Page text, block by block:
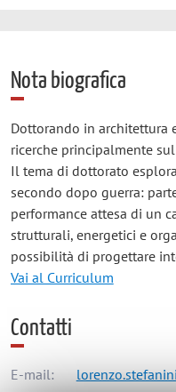
Nota biografica
Dottorando in architettura
ricerche principalmente
Il tema di dottorato
secondo dopo guerra:
performance attesa di un
strutturali, energetici e
possibilità di progettare
Vai al Curriculum
Contatti
E-mail: